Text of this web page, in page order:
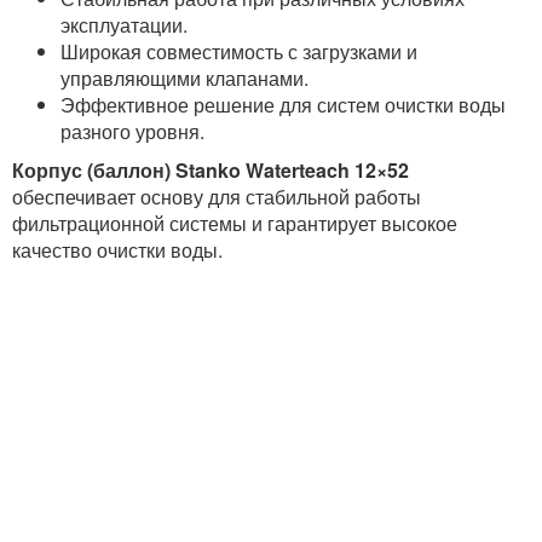
эксплуатации.
Широкая совместимость с загрузками и
управляющими клапанами.
Эффективное решение для систем очистки воды
разного уровня.
Корпус (баллон) Stanko Waterteach 12×52
обеспечивает основу для стабильной работы
фильтрационной системы и гарантирует высокое
качество очистки воды.